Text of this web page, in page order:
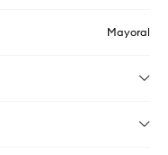
Mayoral